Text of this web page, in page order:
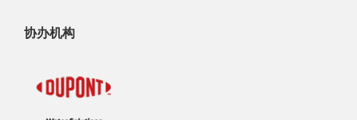
协办机构